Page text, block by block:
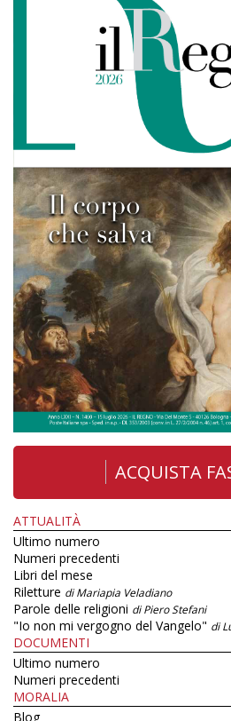
ACQUISTA
ATTUALITÀ
Ultimo numero
Numeri precedenti
Libri del mese
Riletture di Mariapia Veladiano
Parole delle religioni di Piero Stefani
"Io non mi vergogno del Vangelo" di
DOCUMENTI
Ultimo numero
Numeri precedenti
MORALIA
Blog